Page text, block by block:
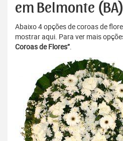
em Belmonte (BA)
Abaixo 4 opções de coroas de
mostrar aqui. Para ver mais
Coroas de Flores”.